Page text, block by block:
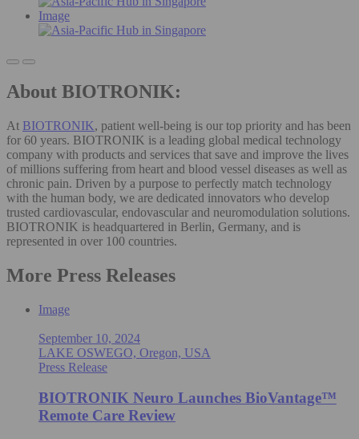
Image
About BIOTRONIK:
At BIOTRONIK, patient well-being is our top priority and has been
for 60 years. BIOTRONIK is a leading global medical technology
company with products and services that save and improve the lives
of millions suffering from heart and blood vessel diseases as well as
chronic pain. Driven by a purpose to perfectly match technology
with the human body, we are dedicated innovators who develop
trusted cardiovascular, endovascular and neuromodulation solutions.
BIOTRONIK is headquartered in Berlin, Germany, and is
represented in over 100 countries.
More Press Releases
Image
September 10, 2024
LAKE OSWEGO, Oregon, USA
Press Release
BIOTRONIK Neuro Launches BioVantage™
Remote Care Review